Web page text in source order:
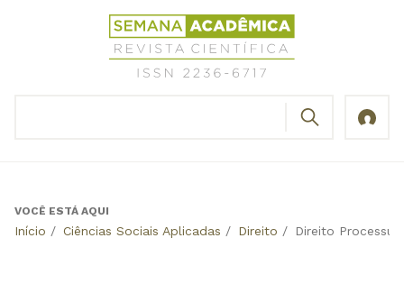
Revista
Científica
Semana
Back
VOCÊ ESTÁ AQUI
Início / Ciências Sociais Aplicadas / Direito / Direito